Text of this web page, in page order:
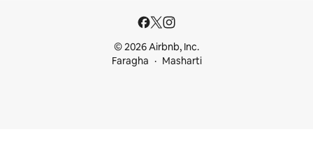
© 2026 Airbnb, Inc.
Faragha
Masharti